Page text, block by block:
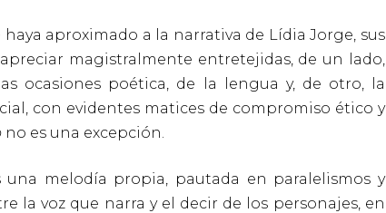
aproximado a la narrativa de Lídia Jorge, sus
magistralmente entretejidas, de un lado,
ocasiones poética, de la lengua y, de otro, la
con evidentes matices de compromiso ético y
no es una excepción.
melodía propia, pautada en paralelismos y
la voz que narra y el decir de los personajes, en